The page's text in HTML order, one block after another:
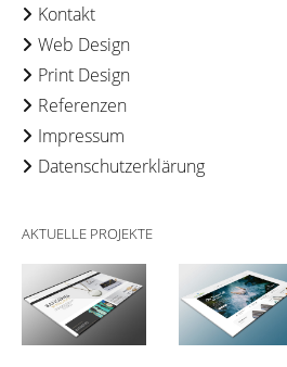
Kontakt
Web Design
Print Design
Referenzen
Impressum
Datenschutzerklärung
AKTUELLE PROJEKTE